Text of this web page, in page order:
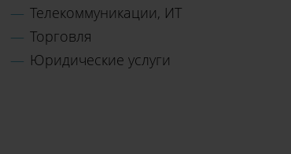
Телекоммуникации, ИТ
Торговля
Юридические услуги